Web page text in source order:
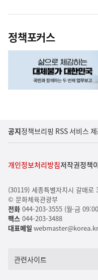
정책포커스
공지정책브리핑 RSS 서비스
개인정보처리방침저작권정책
(30119) 세종특별자치시 갈매로
© 문화체육관광부
전화044-203-3555 (월-금
팩스044-203-3488
대표메일 webmaster@korea.kr
관련사이트